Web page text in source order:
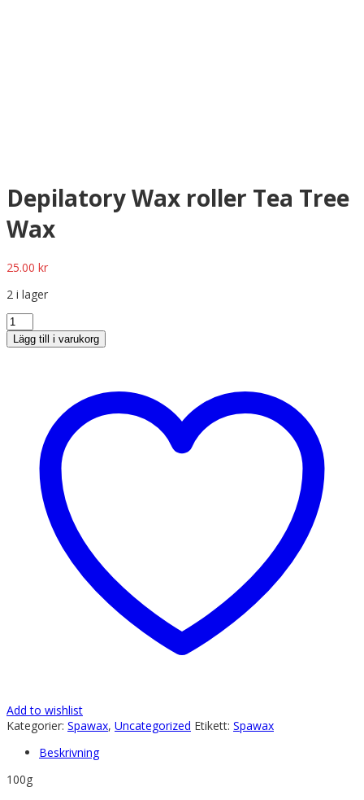
Depilatory Wax roller Tea Tree
Wax
25.00 kr
2 i lager
Lägg till i varukorg
Add to wishlist
Kategorier: Spawax, Uncategorized Etikett: Spawax
Beskrivning
100g